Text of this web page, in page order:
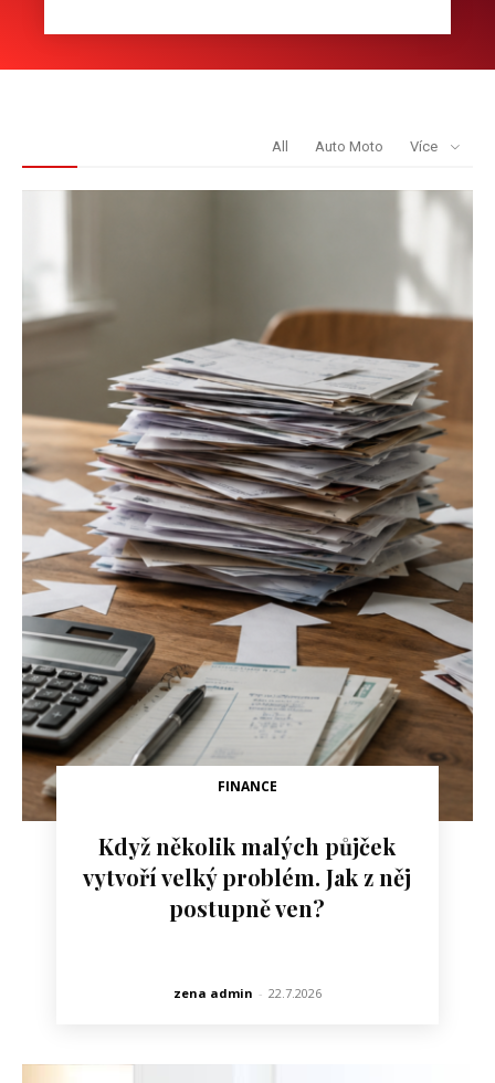
All Auto Moto Více
FINANCE
Když několik malých půjček
vytvoří velký problém. Jak z něj
postupně ven?
zena admin - 22.7.2026